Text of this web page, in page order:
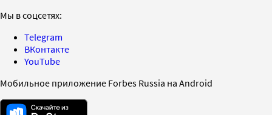
Мы в соцсетях:
Telegram
ВКонтакте
YouTube
Мобильное приложение Forbes Russia на Android